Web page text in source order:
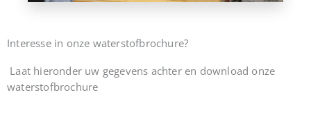
Interesse in onze waterstofbrochure?
Laat hieronder uw gegevens achter en download onze
waterstofbrochure